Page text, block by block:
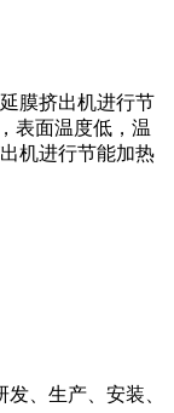
膜挤出机进行节
表面温度低，温
机进行节能加热
、生产、安装、